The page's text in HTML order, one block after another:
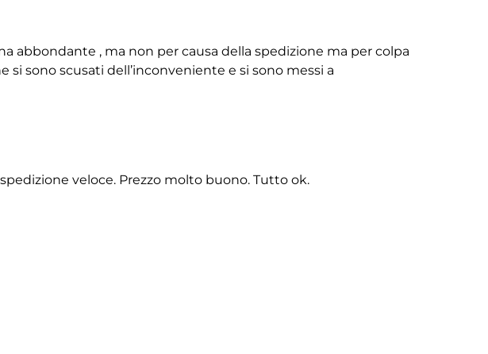
abbondante , ma non per causa della spedizione ma per colpa
sono scusati dell’inconveniente e si sono messi a
veloce. Prezzo molto buono. Tutto ok.